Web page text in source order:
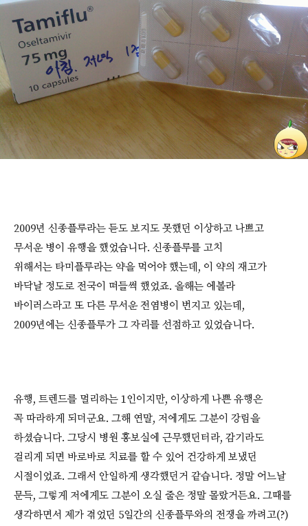
2009년 신종플루라는 듣도 보지도 못했던 이상하고 나쁘고
무서운 병이 유행을 했었습니다. 신종플루를 고치
위해서는 타미플루라는 약을 먹어야 했는데, 이 약의 재고가
바닥날 정도로 전국이 떠들썩 했었죠. 올해는 에볼라
바이러스라고 또 다른 무서운 전염병이 번지고 있는데,
2009년에는 신종플루가 그 자리를 선점하고 있었습니다.
유행, 트렌드를 멀리하는 1인이지만, 이상하게 나쁜 유행은
꼭 따라하게 되더군요. 그해 연말, 저에게도 그분이 강림을
하셨습니다. 그당시 병원 홍보실에 근무했던터라, 감기라도
걸리게 되면 바로바로 치료를 할 수 있어 건강하게 보냈던
시절이었죠. 그래서 안일하게 생각했던거 같습니다. 정말 어느날
문득, 그렇게 저에게도 그분이 오실 줄은 정말 몰랐거든요. 그때를
생각하면서 제가 겪었던 5일간의 신종플루와의 전쟁을 까려고(?)